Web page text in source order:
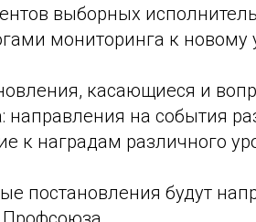
выборных
мониторинга к новому
касающиеся и
направления на события
к наградам различного
постановления будут